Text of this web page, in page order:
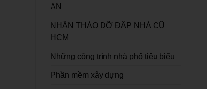
AN
NHẬN THÁO DỠ ĐẬP NHÀ CŨ
HCM
Những công trình nhà phố tiêu biểu
Phần mềm xây dựng